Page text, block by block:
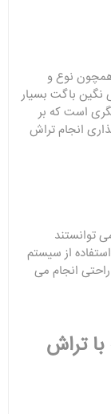
نوع و
نگین باگت بسیار
است که بر
انجام تراش
توانستند
از سیستم‌
راحتی انجام می
تراش